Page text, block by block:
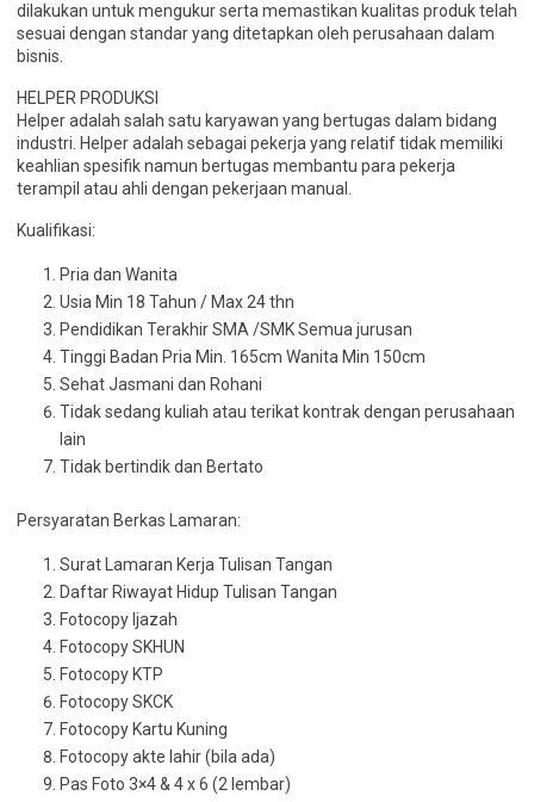
dilakukan untuk mengukur serta memastikan kualitas produk telah
sesuai dengan standar yang ditetapkan oleh perusahaan dalam
bisnis.
HELPER PRODUKSI
Helper adalah salah satu karyawan yang bertugas dalam bidang
industri. Helper adalah sebagai pekerja yang relatif tidak memiliki
keahlian spesifik namun bertugas membantu para pekerja
terampil atau ahli dengan pekerjaan manual.
Kualifikasi:
Pria dan Wanita
Usia Min 18 Tahun / Max 24 thn
Pendidikan Terakhir SMA /SMK Semua jurusan
Tinggi Badan Pria Min. 165cm Wanita Min 150cm
Sehat Jasmani dan Rohani
Tidak sedang kuliah atau terikat kontrak dengan perusahaan
lain
Tidak bertindik dan Bertato
Persyaratan Berkas Lamaran:
Surat Lamaran Kerja Tulisan Tangan
Daftar Riwayat Hidup Tulisan Tangan
Fotocopy Ijazah
Fotocopy SKHUN
Fotocopy KTP
Fotocopy SKCK
Fotocopy Kartu Kuning
Fotocopy akte lahir (bila ada)
Pas Foto 3×4 & 4 x 6 (2 lembar)